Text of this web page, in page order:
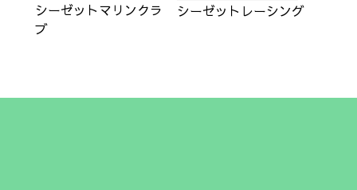
シーゼットマリンクラ
ブ
シーゼットレーシング